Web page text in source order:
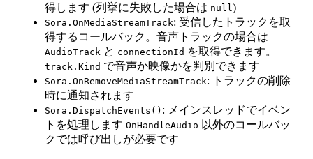
得します (列挙に失敗した場合は null )
Sora.OnMediaStreamTrack: 受信したトラックを取
得するコールバック。音声トラックの場合は
AudioTrack と connectionId を取得できます。
track.Kind で音声か映像かを判別できます
Sora.OnRemoveMediaStreamTrack: トラックの削除
時に通知されます
Sora.DispatchEvents() : メインスレッドでイベン
トを処理します OnHandleAudio 以外のコールバッ
クでは呼び出しが必要です